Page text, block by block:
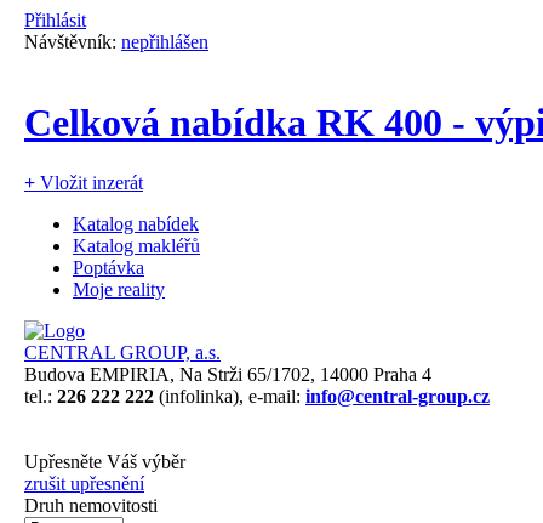
Přihlásit
Návštěvník: nepřihlášen
Celková nabídka RK 400 -
+ Vložit inzerát
Katalog nabídek
Katalog makléřů
Poptávka
Moje reality
CENTRAL GROUP, a.s.
Budova EMPIRIA, Na Strži 65/1702, 14000 Praha 4
tel.: 226 222 222 (infolinka), e-mail: info@central-group.cz
Upřesněte Váš výběr
zrušit upřesnění
Druh nemovitosti